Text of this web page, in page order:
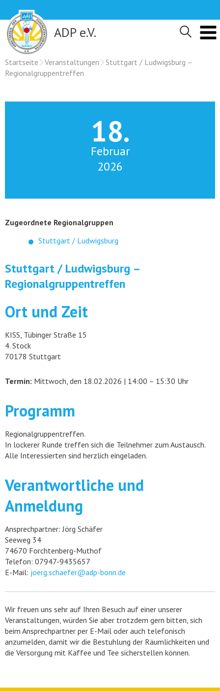
content
ADP e.V.
Startseite Veranstaltungen
Stuttgart / Ludwigsburg –
Regionalgruppentreffen
18.
Februar
2026
Zugeordnete Regionalgruppen
Stuttgart / Ludwigsburg
Stuttgart / Ludwigsburg –
Regionalgruppentreffen
Ort und Zeit
KISS, Tübinger Straße 15
4. Stock
70178 Stuttgart
Termin: Mittwoch, den 18.02.2026 | 14:00 – 15:30 Uhr
Programm
Regionalgruppentreffen.
In lockerer Runde treffen sich die Teilnehmer zum Austausch.
Alle Interessierten sind herzlich eingeladen.
Verantwortliche und
Anmeldung
Ansprechpartner: Jörg Schäfer
Seeweg 34
74670 Forchtenberg-Muthof
Telefon: 07947-9435657
E-Mail: joerg.schaefer@adp-bonn.de
Wir freuen uns sehr auf Ihren Besuch auf einer unserer
Veranstaltungen, würden Sie aber trotzdem gern bitten, sich
beim Ansprechpartner per E-Mail oder auch telefonisch
anzumelden, damit wir die Bestuhlung der Räumlichkeiten und
die Versorgung mit Kaffee und Tee sicherstellen können.